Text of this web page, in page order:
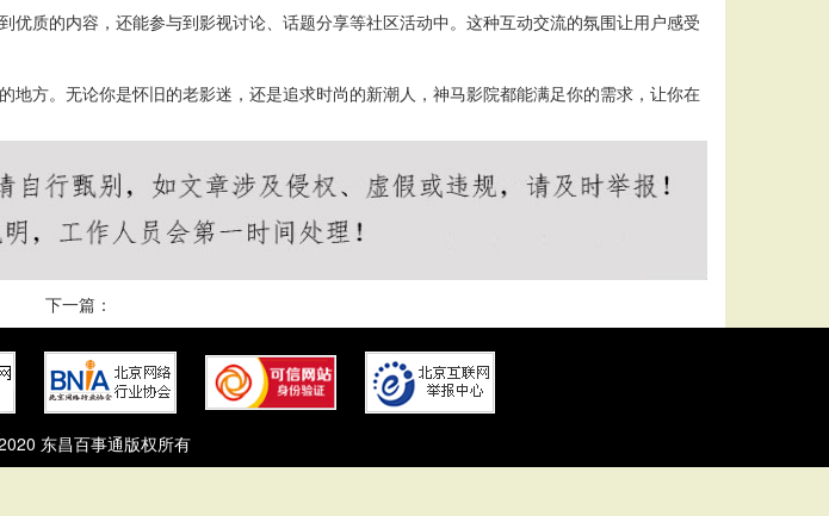
质的内容，还能参与到影视讨论、话题分享等社区活动中。这种互动交流的氛围让用户感受
方。无论你是怀旧的老影迷，还是追求时尚的新潮人，神马影院都能满足你的需求，让你在
下一篇：
东昌百事通版权所有